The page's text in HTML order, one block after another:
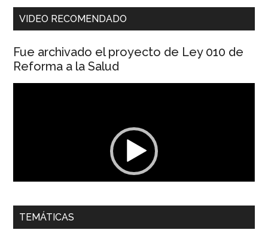
VIDEO RECOMENDADO
Fue archivado el proyecto de Ley 010 de
Reforma a la Salud
00:00 01:04
Dra. Carolina Corcho Mejía,Presidenta Corporación
TEMÁTICAS